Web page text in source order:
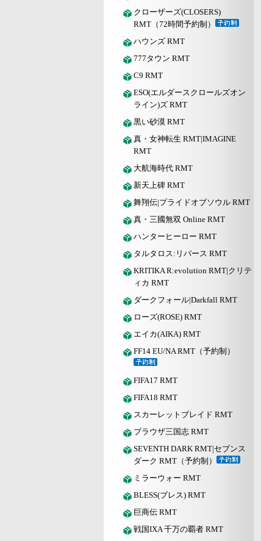
クローザーズ(CLOSERS)
RMT（72時間予約制）
ハウンズ RMT
777タウン RMT
C9 RMT
ESO(エルダースクロールズオン
ライン)ズ RMT
黒い砂漠 RMT
真・女神転生 RMT|IMAGINE
RMT
大航海時代 RMT
新天上碑 RMT
舞翔伝|プライドオブソウル RMT
真・三國無双 Online RMT
ハンターヒーロー RMT
タルタロス:リバース RMT
KRITIKA R:evolution RMT|クリテ
ィカ RMT
ダークフォール|Darkfall RMT
ローズ(ROSE) RMT
エイカ(AIKA) RMT
FF14 EU/NA RMT（予約制）
FIFA17 RMT
FIFA18 RMT
スカーレットブレイド RMT
ブラウザ三国志 RMT
SEVENTH DARK RMT|セブンス
ダーク RMT（予約制）
ミラーウォー RMT
BLESS(ブレス) RMT
巨商伝 RMT
戦国IXA 千万の覇者 RMT